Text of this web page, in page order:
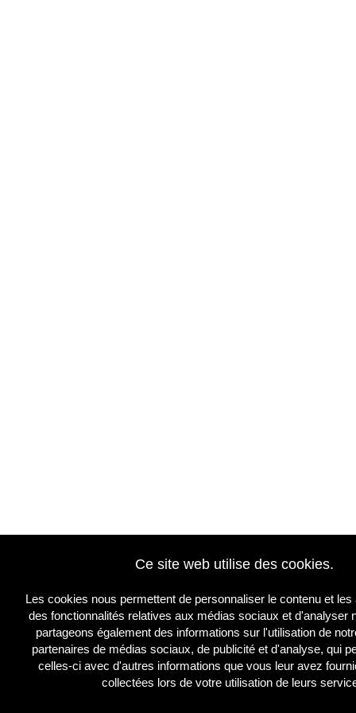
Ce site web utilise des cookies.
Les cookies nous permettent de personnaliser le contenu et
des fonctionnalités relatives aux médias sociaux et d'analyser
partageons également des informations sur l'utilisation de
partenaires de médias sociaux, de publicité et d'analyse, qui
celles-ci avec d'autres informations que vous leur avez
collectées lors de votre utilisation de leurs